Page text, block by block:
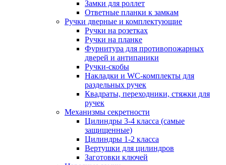
Замки для роллет
Ответные планки к замкам
Ручки дверные и комплектующие
Ручки на розетках
Ручки на планке
Фурнитура для противопожарных
дверей и антипаники
Ручки-скобы
Накладки и WC-комплекты для
раздельных ручек
Квадраты, переходники, стяжки для
ручек
Механизмы секретности
Цилиндры 3-4 класса (самые
защищенные)
Цилиндры 1-2 класса
Вертушки для цилиндров
Заготовки ключей